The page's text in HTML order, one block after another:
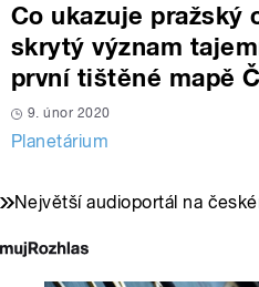
Co ukazuje pražský
skrytý význam
první tištěné mapě
9. únor 2020
Planetárium
Největší audioportál na